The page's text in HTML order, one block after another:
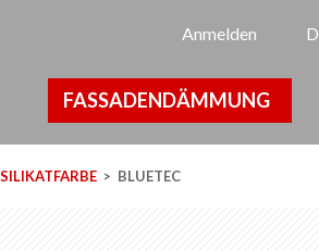
Anmelden
FASSADENDÄMMUNG
BLUETEC